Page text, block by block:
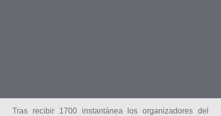
Tras recibir 1700 instantánea los organizadores del